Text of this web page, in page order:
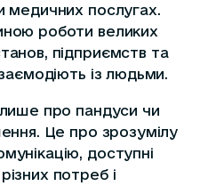
медичних послугах.
роботи великих
підприємств та
із людьми.
про пандуси чи
Це про зрозумілу
доступні
потреб і